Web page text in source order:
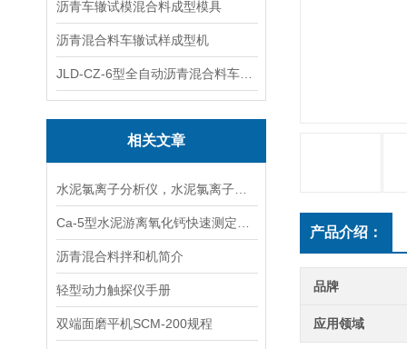
沥青车辙试模混合料成型模具
沥青混合料车辙试样成型机
相关文章
沥青混合料拌和机简介
轻型动力触探仪手册
双端面磨平机SCM-200规程
产品介绍：
品牌
应用领域